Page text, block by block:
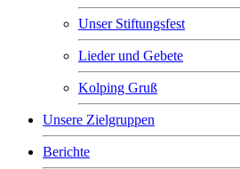
Unser Stiftungsfest
Lieder und Gebete
Kolping Gruß
Unsere Zielgruppen
Berichte